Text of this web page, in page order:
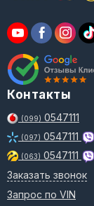
Контакты
(099) 0547111
(097) 0547111
(063) 0547111
Заказать звонок
Запрос по VIN